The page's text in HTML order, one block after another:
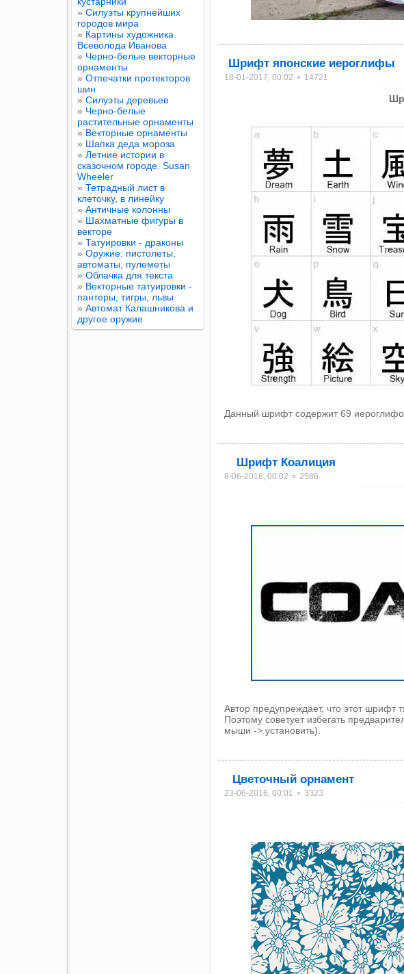
» Силуэты крупнейших
городов мира
» Картины художника
Всеволода Иванова
» Черно-белые векторные
орнаменты
» Отпечатки протекторов
шин
» Силуэты деревьев
» Черно-белые
растительные орнаменты
» Векторные орнаменты
» Шапка деда мороза
» Летние истории в
сказочном городе. Susan
Wheeler
» Тетрадный лист в
клеточку, в линейку
» Античные колонны
» Шахматные фигуры в
векторе
» Татуировки - драконы
» Оружие: пистолеты,
автоматы, пулеметы
» Облачка для текста
» Векторные татуировки -
пантеры, тигры, львы
» Автомат Калашникова и
другое оружие
Шрифт японские иероглифы
18-01-2017, 00:02 ⚬ 14721
Данный шрифт содержит 69
Шрифт Коалиция
8-06-2016, 00:02 ⚬ 2586
Автор предупреждает, что этот
Поэтому советует избегать
мыши -> установить).
Цветочный орнамент
23-06-2016, 00:01 ⚬ 3323